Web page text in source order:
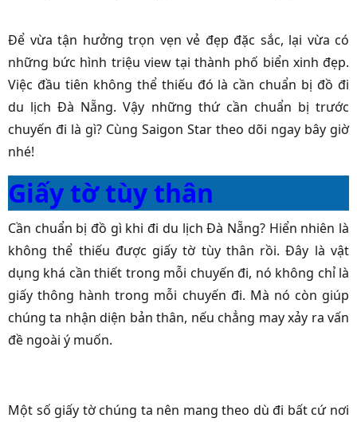
Để vừa tận hưởng trọn vẹn vẻ đẹp đặc sắc, lại vừa có
những bức hình triệu view tại thành phố biển xinh đẹp.
Việc đầu tiên không thể thiếu đó là cần chuẩn bị đồ đi
du lịch Đà Nẵng. Vậy những thứ cần chuẩn bị trước
chuyến đi là gì? Cùng Saigon Star theo dõi ngay bây giờ
nhé!
Giấy tờ tùy thân
Cần chuẩn bị đồ gì khi đi du lịch Đà Nẵng? Hiển nhiên là
không thể thiếu được giấy tờ tùy thân rồi. Đây là vật
dụng khá cần thiết trong mỗi chuyến đi, nó không chỉ là
giấy thông hành trong mỗi chuyến đi. Mà nó còn giúp
chúng ta nhận diện bản thân, nếu chẳng may xảy ra vấn
đề ngoài ý muốn.
Một số giấy tờ chúng ta nên mang theo dù đi bất cứ nơi